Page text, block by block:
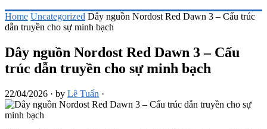
Home Uncategorized Dây nguồn Nordost Red Dawn 3 – Cấu trúc
dẫn truyền cho sự minh bạch
Dây nguồn Nordost Red Dawn 3 – Cấu
trúc dẫn truyền cho sự minh bạch
22/04/2026 · by Lê Tuấn ·